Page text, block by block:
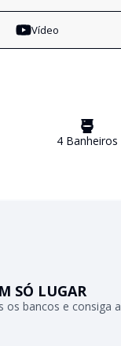
Vídeo
4 Banheiros
SÓ LUGAR
os bancos e consiga a